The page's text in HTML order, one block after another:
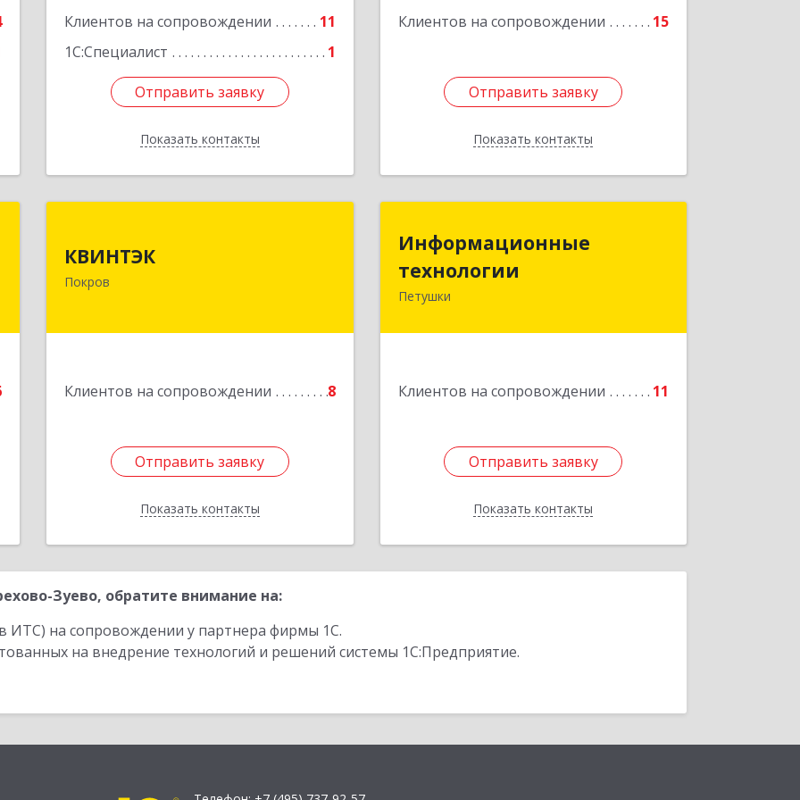
Клиентов на сопровождении
11
1С:Специалист
1
Отправить заявку
Показать контакты
Отправить заявку
Назад
Клиентов на сопровождении 15
Отправить заявку
Показать контакты
Отправить заявку
Назад
КВИНТЭК
Покров
Клиентов на сопровождении 8
Отправить заявку
Показать контакты
Отправить заявку
Назад
Информационные
технологии
Петушки
Клиентов на сопровождении 11
Отправить заявку
Показать контакты
технологии
601144, Владимирская обл, Петушки г,
Отправить заявку
Назад
Зуево, обратите внимание на:
ИТС) на сопровождении у партнера фирмы 1С.
на внедрение технологий и решений системы 1С:Предприятие.